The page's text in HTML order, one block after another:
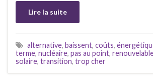
Lire la suite
alternative, baissent, coûts,
terme, nucléaire, pas au point,
solaire, transition, trop cher